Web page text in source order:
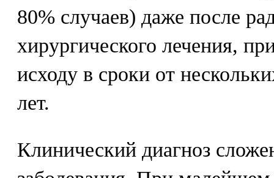
80% случаев) даже после
хирургического лечения,
исходу в сроки от
лет.
Клинический диагноз